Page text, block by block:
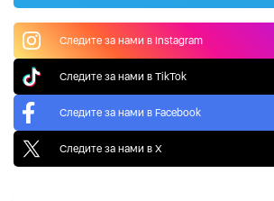
Следите за нами в Instagram
Следите за нами в TikTok
Следите за нами в Facebook
Следите за нами в X